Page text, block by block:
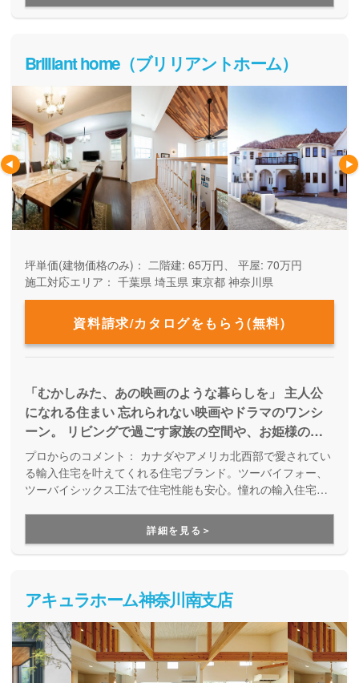
た、女性目線でも嬉しい家づくりです。
Brilliant home（ブリリアントホーム）
坪単価(建物価格のみ)： 二階建: 65万円、 平屋: 70万円
施工対応エリア： 千葉県 埼玉県 東京都 神奈川県
資料請求/カタログをもらう(無料)
「むかしみた、あの映画のような暮らしを」 主人公
になれる住まい 忘れられない映画やドラマのワンシ
ーン。 リビングで過ごす家族の空間や、お姫様のよ
うに階段を降りてくる姿… あなたの憧れを、私たち
と一緒に叶えませんか。
プロからのコメント： カナダやアメリカ北西部で愛されてい
る輸入住宅を叶えてくれる住宅ブランド。ツーバイフォー、
ツーバイシックス工法で住宅性能も安心。憧れの輸入住宅で
詳細を見る＞
アキュラホーム神奈川南支店